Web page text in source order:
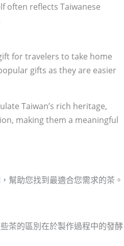
often reflects Taiwanese
for travelers to take home
gifts as they are easier
Taiwan’s rich heritage,
making them a meaningful
幫助您找到最適合您需求的茶。
茶的區別在於製作過程中的發酵